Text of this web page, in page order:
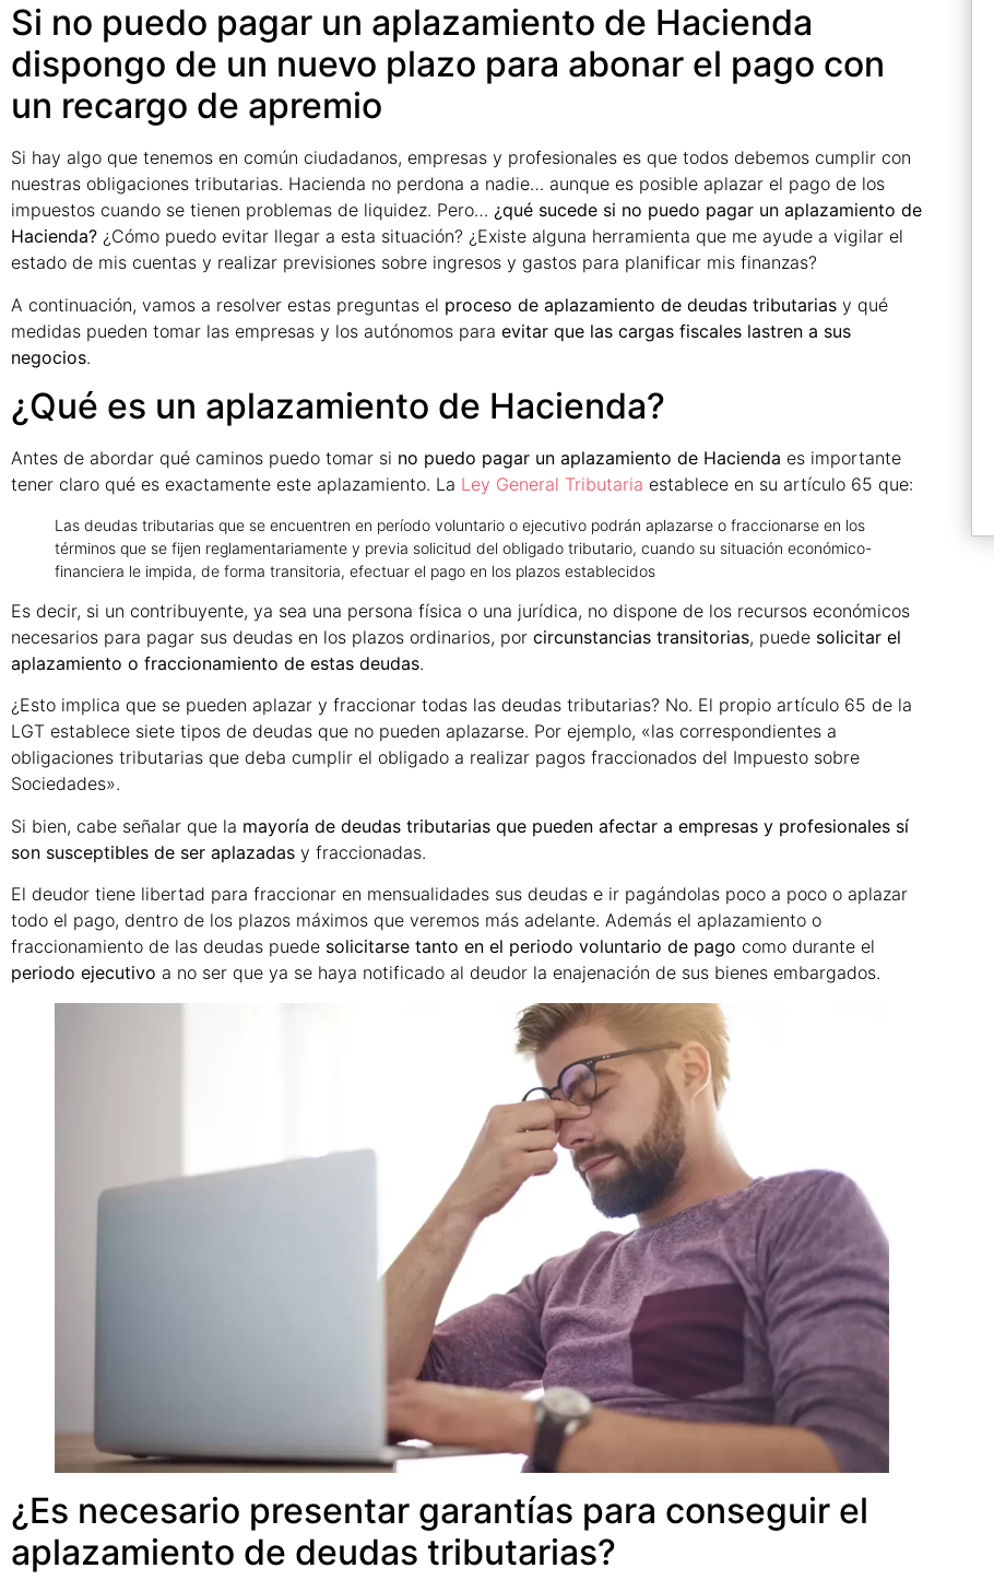
Si no puedo pagar un aplazamiento de Hacienda
dispongo de un nuevo plazo para abonar el pago con
un recargo de apremio
Si hay algo que tenemos en común ciudadanos, empresas y profesionales es que todos debemos cumplir con
nuestras obligaciones tributarias. Hacienda no perdona a nadie… aunque es posible aplazar el pago de los
impuestos cuando se tienen problemas de liquidez. Pero… ¿qué sucede si no puedo pagar un aplazamiento de
Hacienda? ¿Cómo puedo evitar llegar a esta situación? ¿Existe alguna herramienta que me ayude a vigilar el
estado de mis cuentas y realizar previsiones sobre ingresos y gastos para planificar mis finanzas?
A continuación, vamos a resolver estas preguntas el proceso de aplazamiento de deudas tributarias y qué
medidas pueden tomar las empresas y los autónomos para evitar que las cargas fiscales lastren a sus
negocios.
¿Qué es un aplazamiento de Hacienda?
Antes de abordar qué caminos puedo tomar si no puedo pagar un aplazamiento de Hacienda es importante
tener claro qué es exactamente este aplazamiento. La Ley General Tributaria establece en su artículo 65 que:
Las deudas tributarias que se encuentren en período voluntario o ejecutivo podrán aplazarse o fraccionarse en los
términos que se fijen reglamentariamente y previa solicitud del obligado tributario, cuando su situación económico-
financiera le impida, de forma transitoria, efectuar el pago en los plazos establecidos
Es decir, si un contribuyente, ya sea una persona física o una jurídica, no dispone de los recursos económicos
necesarios para pagar sus deudas en los plazos ordinarios, por circunstancias transitorias, puede solicitar el
aplazamiento o fraccionamiento de estas deudas.
¿Esto implica que se pueden aplazar y fraccionar todas las deudas tributarias? No. El propio artículo 65 de la
LGT establece siete tipos de deudas que no pueden aplazarse. Por ejemplo, «las correspondientes a
obligaciones tributarias que deba cumplir el obligado a realizar pagos fraccionados del Impuesto sobre
Sociedades».
Si bien, cabe señalar que la mayoría de deudas tributarias que pueden afectar a empresas y profesionales sí
son susceptibles de ser aplazadas y fraccionadas.
El deudor tiene libertad para fraccionar en mensualidades sus deudas e ir pagándolas poco a poco o aplazar
todo el pago, dentro de los plazos máximos que veremos más adelante. Además el aplazamiento o
fraccionamiento de las deudas puede solicitarse tanto en el periodo voluntario de pago como durante el
periodo ejecutivo a no ser que ya se haya notificado al deudor la enajenación de sus bienes embargados.
¿Es necesario presentar garantías para conseguir el
aplazamiento de deudas tributarias?